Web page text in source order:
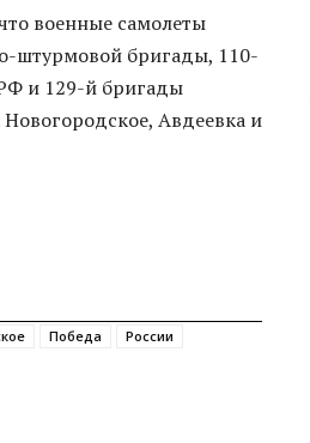
военные самолеты
штурмовой бригады, 110-
и 129-й бригады
Авдеевка и
Победа России